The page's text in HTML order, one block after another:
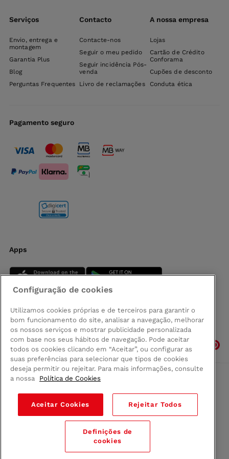
Serviços
Envio, entrega e
montagem
Garantia Plus
Blog
Perguntas Frequentes
Contacto
Contacte-nos
Seguir o meu pedido
Seguir incidência Pós-
venda
Livro de reclamações
A nossa empresa
Lojas
Cartão de Crédito
Conforama
Cupões de desconto
Conduta ética
Pagamento seguro
Apps
Siga-nos
Comprar na Madeira
Política de privacidad
Termos e Condições
Configuração de cookies
Utilizamos cookies próprias e de terceiros para garantir o
bom funcionamento do site, analisar a navegação, melhorar
os nossos serviços e mostrar publicidade personalizada
com base nos seus hábitos de navegação. Pode aceitar
todos os cookies clicando em “Aceitar”, ou configurar as
suas preferências para selecionar que tipos de cookies
deseja permitir ou rejeitar. Para mais informações, consulte
a nossa
Política de Cookies
Aceitar Cookies Rejeitar Todos
Definições de
cookies